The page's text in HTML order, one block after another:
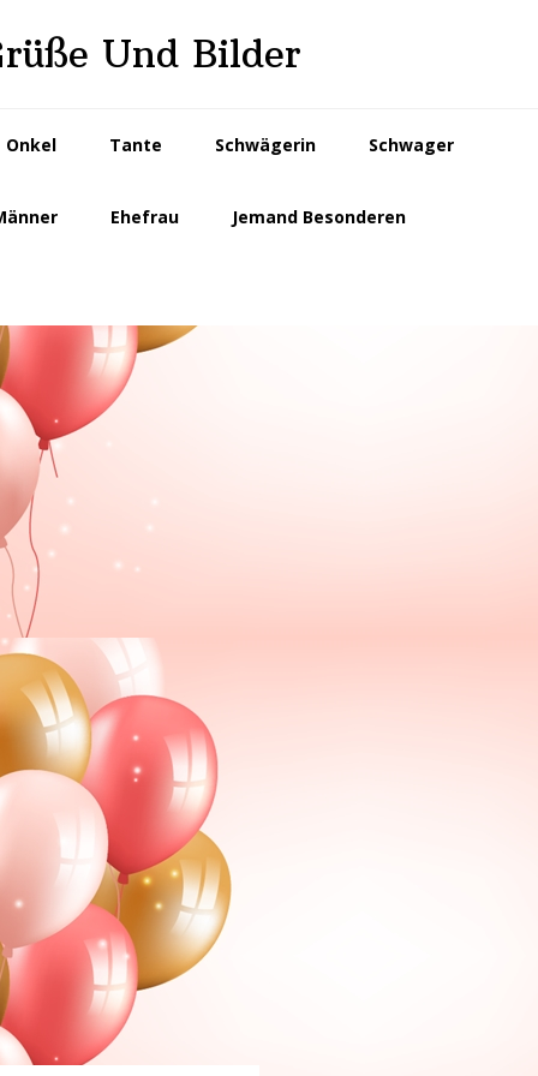
Und Bilder
Onkel Tante Schwägerin Schwager
Ehefrau Jemand Besonderen